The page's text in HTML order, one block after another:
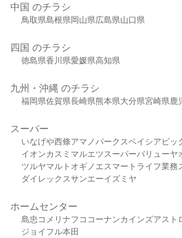
中国 のチラシ
鳥取県島根県岡山県広島県山口県
四国 のチラシ
徳島県香川県愛媛県高知県
九州・沖縄 のチラシ
福岡県佐賀県長崎県熊本県大分県宮崎県鹿
スーパー
いなげや西條アマノパークスベイシア ビッ
イオンカスミ マルエツスーパーバリューヤ
ツルヤマルト オギノ エスマート ライフ業務
ダイレックスサンエーイズミヤ
ホームセンター
島忠 コメリ ナフコ コーナンカインズアスト
ジョイフル本田